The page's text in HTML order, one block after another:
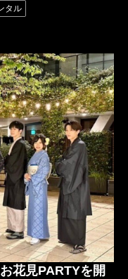
タル
オーダータキシード名古屋
ROSSONERO
ンタル東京
シード横浜 岸洋佑
花見PARTYを開